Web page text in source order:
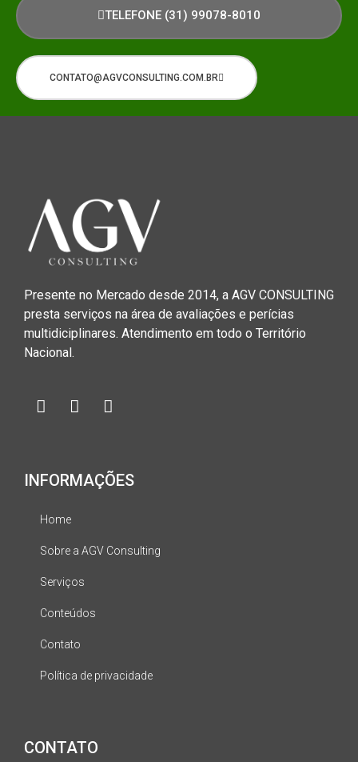
TELEFONE (31) 99078-8010
CONTATO@AGVCONSULTING.COM.BR
Presente no Mercado desde 2014, a AGV CONSULTING
presta serviços na área de avaliações e perícias
multidiciplinares. Atendimento em todo o Território
Nacional.
INFORMAÇÕES
Home
Sobre a AGV Consulting
Serviços
Conteúdos
Contato
Política de privacidade
CONTATO